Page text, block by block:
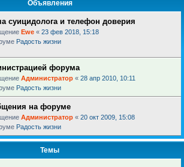
Объявления
суицидолога и телефон доверия
Ewe « 23 фев 2018, 15:18
Радость жизни
форума
Администратор « 28 апр 2010, 10:11
Радость жизни
на форуме
Администратор « 20 окт 2009, 15:08
Радость жизни
Темы